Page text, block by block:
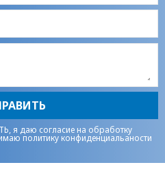
я даю согласие на обработку
политику конфиденциальаности